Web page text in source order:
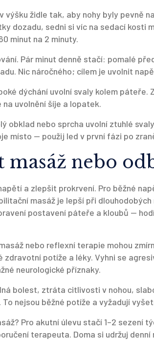
výšku židle tak, aby nohy byly pevně
dozadu, sedni si víc na sedací kosti
minut na 2 minuty.
Pár minut denně stačí: pomalé
Nic náročného; cílem je uvolnit
dýchání uvolní svaly kolem páteře.
uvolnění šíje a lopatek.
obklad nebo sprcha uvolní ztuhlé
místo — použij led v první fázi po
masáž nebo
a zlepšit prokrvení. Pro běžné
masáž je lepší při
postavení páteře a kloubů —
nebo reflexní terapie mohou
zdravotní potíže a léky. Vyhni se
neurologické příznaky.
bolest, ztráta citlivosti v nohou,
nejsou běžné potíže a vyžadují
Pro akutní úlevu stačí 1–2 sezení
terapeuta. Doma si udržuj